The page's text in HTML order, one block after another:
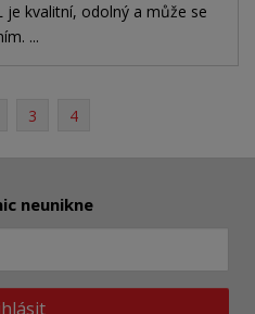
je kvalitní, odolný a může se
...
3 4
neunikne